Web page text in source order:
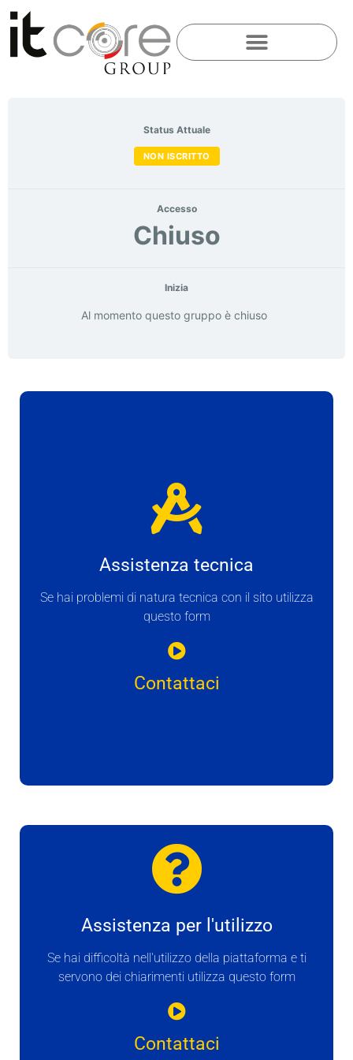
Status Attuale
NON ISCRITTO
Accesso
Chiuso
Inizia
Al momento questo gruppo è chiuso
Assistenza tecnica
Se hai problemi di natura tecnica con il sito utilizza
questo form
Contattaci
Assistenza per l'utilizzo
Se hai difficoltà nell'utilizzo della piattaforma e ti
servono dei chiarimenti utilizza questo form
Contattaci